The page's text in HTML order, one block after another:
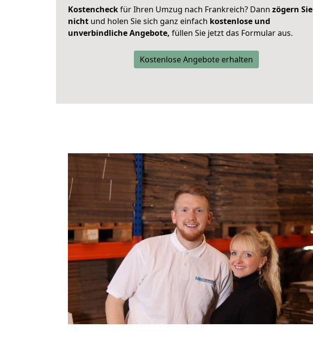
Kostencheckfür Ihren Umzug nach Frankreich? Dann zögern Sie
nicht und holen Sie sich ganz einfach kostenlose und
unverbindliche Angebote, füllen Sie jetzt das Formular aus.
Kostenlose Angebote erhalten